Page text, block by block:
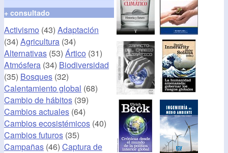
+ consultado
Activismo (43) Adaptación
(34) Agricultura (34)
Alternativas (53) Ártico (31)
Atmósfera (34) Biodiversidad
(35) Bosques (32)
Calentamiento global (68)
Cambio de hábitos (39)
Cambios actuales (64)
Cambios ecosistémicos (40)
Cambios futuros (35)
Campañas (46) Captura de